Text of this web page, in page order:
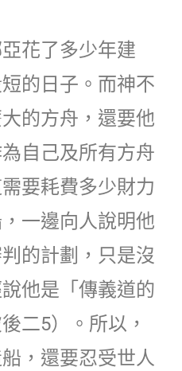
花了多少年建
的日子。而神不
的方舟，還要他
自己及所有方舟
要耗費多少財力
一邊向人說明他
的計劃，只是沒
他是「傳義道的
二5）。所以，
，還要忍受世人